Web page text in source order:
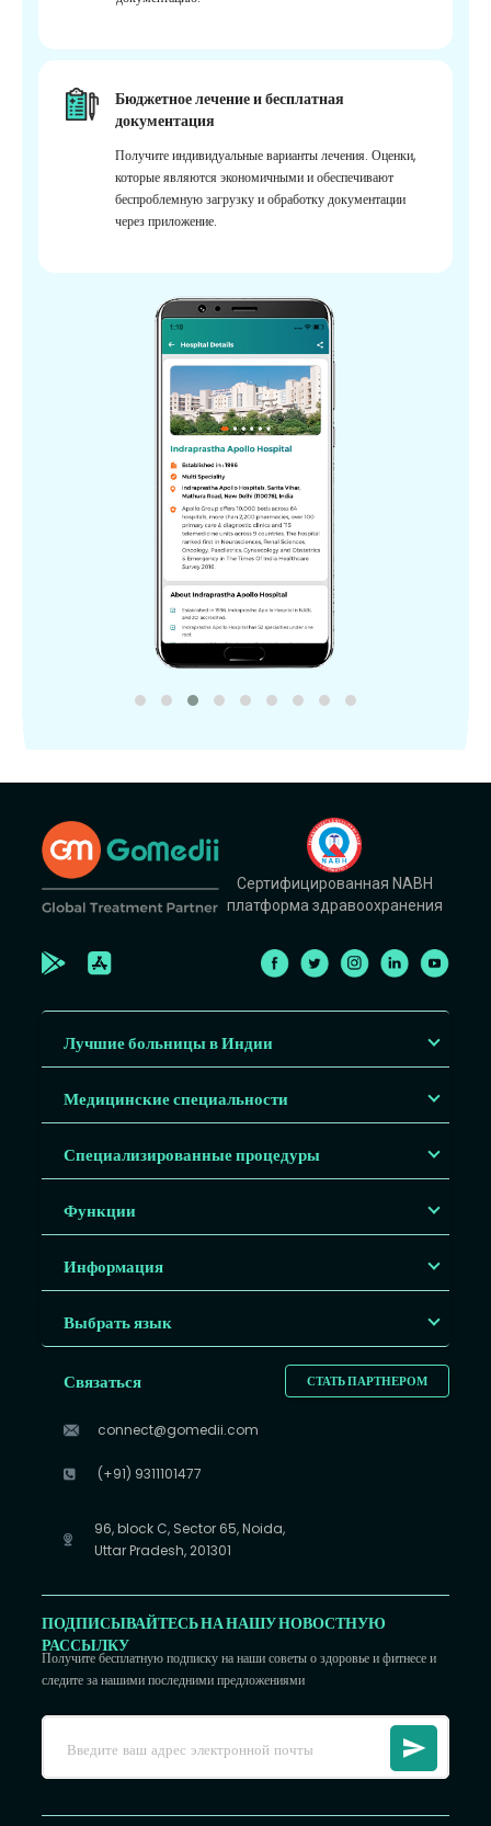
Бюджетное лечение и бесплатная
документация
Получите индивидуальные варианты лечения. Оценки,
которые являются экономичными и обеспечивают
беспроблемную загрузку и обработку документации
через приложение.
Сертифицированная NABH
платформа здравоохранения
Лучшие больницы в Индии
Медицинские специальности
Специализированные процедуры
Функции
Информация
Выбрать язык
СТАТЬ ПАРТНЕРОМ
Связаться
connect@gomedii.com
(+91) 9311101477
96, block C, Sector 65, Noida,
Uttar Pradesh, 201301
ПОДПИСЫВАЙТЕСЬ НА НАШУ НОВОСТНУЮ
РАССЫЛКУ
Получите бесплатную подписку на наши советы о здоровье и фитнесе и
следите за нашими последними предложениями